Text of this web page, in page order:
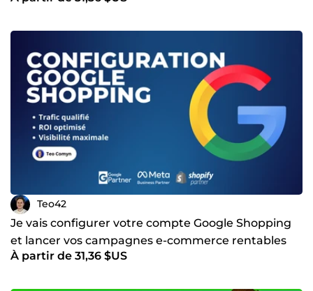
Teo42
Je vais configurer votre compte Google Shopping
et lancer vos campagnes e-commerce rentables
À partir de 31,36 $US